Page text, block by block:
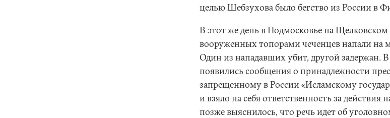
целью Шебзухова было бегство из России в
В этот же день в Подмосковье на Щелковском
вооруженных топорами чеченцев напали на
Один из нападавших убит, другой задержан.
появились сообщения о принадлежности
запрещенному в России «Исламскому
и взяло на себя ответственность за действия
позже выяснилось, что речь идет об